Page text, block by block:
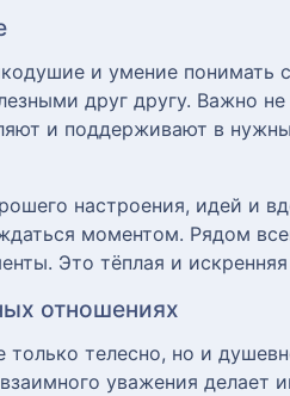
и умение
друг другу. Важно
и поддерживают в
настроения, идей и
моментом. Рядом
Это тёплая и
отношениях
только телесно, но и
уважения